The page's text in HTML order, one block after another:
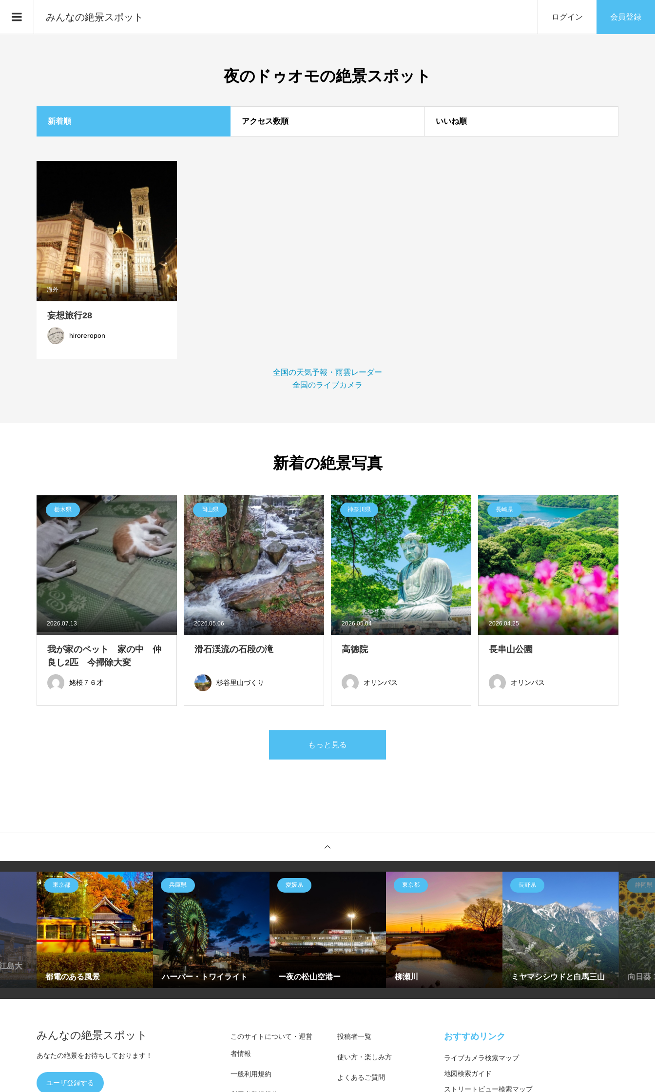
みんなの絶景スポット ログイン 会員登録
夜のドゥオモの絶景スポット
新着順 アクセス数順 いいね順
海外
妄想旅行28
hiroreropon
全国の天気予報・雨雲レーダー
全国のライブカメラ
新着の絶景写真
2026.07.13
栃木県
我が家のペット 家の中 仲
良し2匹 今掃除大変
姥桜７６才
2026.05.06
岡山県
滑石渓流の石段の滝
杉谷里山づくり
2026.05.04
神奈川県
高徳院
オリンパス
2026.04.25
長崎県
長串山公園
オリンパス
もっと見る
島大
東京都
都電のある風景
兵庫県
ハーバー・トワイライト
愛媛県
ー夜の松山空港ー
東京都
柳瀬川
長野県
ミヤマシシウドと白馬三山
静岡県
向日葵
みんなの絶景スポット
あなたの絶景をお待ちしております！
ユーザ登録する
このサイトについて・運営
者情報
一般利用規約
投稿者一覧
使い方・楽しみ方
よくあるご質問
おすすめリンク
ライブカメラ検索マップ
地図検索ガイド
ストリートビュー検索マップ